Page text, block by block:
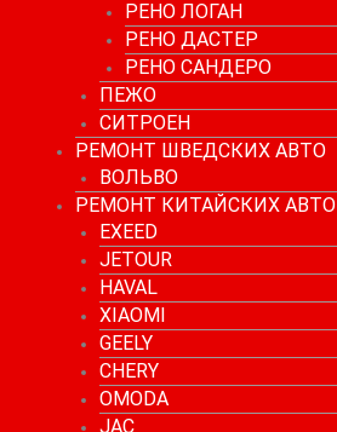
РЕНО ЛОГАН
РЕНО ДАСТЕР
РЕНО САНДЕРО
ПЕЖО
СИТРОЕН
РЕМОНТ ШВЕДСКИХ АВТО
ВОЛЬВО
РЕМОНТ КИТАЙСКИХ АВТО
EXEED
JETOUR
HAVAL
XIAOMI
GEELY
CHERY
OMODA
JAC